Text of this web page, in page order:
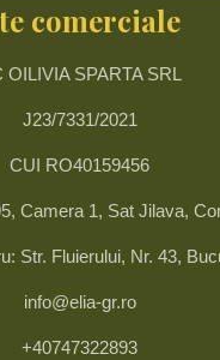
comerciale
OILIVIA SPARTA SRL
J23/7331/2021
CUI RO40159456
Camera 1, Sat Jilava,
Str. Fluierului, Nr. 43,
info@elia-gr.ro
+40747322893